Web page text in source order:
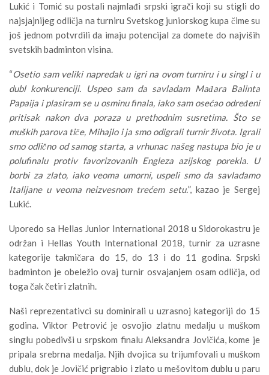
Lukić i Tomić su postali najmlađi srpski igrači koji su stigli do
najsjajnijeg odličja na turniru Svetskog juniorskog kupa čime su
još jednom potvrdili da imaju potencijal za domete do najviših
svetskih badminton visina.
“Osetio sam veliki napredak u igri na ovom turniru i u singl i u
dubl konkurenciji. Uspeo sam da savladam Mađara Balinta
Papaija i plasiram se u osminu finala, iako sam osećao određeni
pritisak nakon dva poraza u prethodnim susretima. Što se
muških parova tiče, Mihajlo i ja smo odigrali turnir života. Igrali
smo odlično od samog starta, a vrhunac našeg nastupa bio je u
polufinalu protiv favorizovanih Engleza azijskog porekla. U
borbi za zlato, iako veoma umorni, uspeli smo da savladamo
Italijane u veoma neizvesnom trećem setu.”, kazao je Sergej
Lukić.
Uporedo sa Hellas Junior International 2018 u Sidorokastru je
održan i Hellas Youth International 2018, turnir za uzrasne
kategorije takmičara do 15, do 13 i do 11 godina. Srpski
badminton je obeležio ovaj turnir osvajanjem osam odličja, od
toga čak četiri zlatnih.
Naši reprezentativci su dominirali u uzrasnoj kategoriji do 15
godina. Viktor Petrović je osvojio zlatnu medalju u muškom
singlu pobedivši u srpskom finalu Aleksandra Jovičića, kome je
pripala srebrna medalja. Njih dvojica su trijumfovali u muškom
dublu, dok je Jovičić prigrabio i zlato u mešovitom dublu u paru